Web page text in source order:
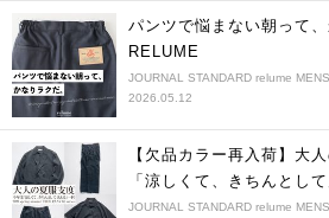
パンツで悩まない朝って、
RELUME
JOURNAL STANDARD relume
2026.05.12
【欠品カラー再入荷】大
「涼しくて、きちんとし
RELUME
JOURNAL STANDARD relume